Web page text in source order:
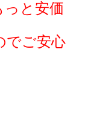
っと安価
でご安心